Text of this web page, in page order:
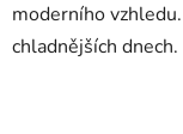
moderního
chladnějších dnech.